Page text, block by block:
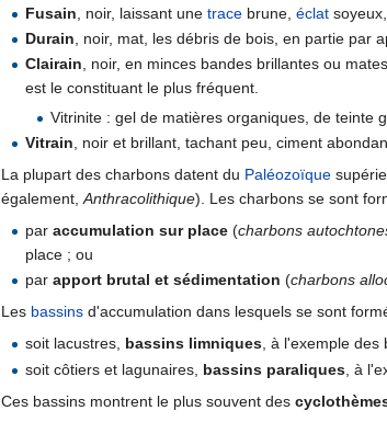
Fusain , noir, laissant unetrace brune,éclat
Durain , noir, mat, les débris de bois, en partie par
Clairain, noir, en minces bandes brillantes ou
est le constituant le plus fréquent.
Vitrinite : gel de matières organiques, de teinte
Vitrain , noir et brillant, tachant peu, ciment
La plupart des charbons datent du Paléozoïque
également, Anthracolithique). Les charbons se sont
paraccumulation sur place (charbons
place ; ou
parapport brutal et sédimentation (charbons
Les bassins d'accumulation dans lesquels se sont
soit lacustres, bassins limniques, à l'exemple des
soit côtiers et lagunaires, bassins paraliques , à
Ces bassins montrent le plus souvent des